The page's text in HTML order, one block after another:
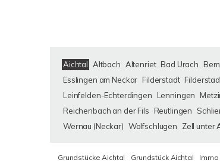
Aichtal Altbach Altenriet Bad Urach
Esslingen am Neckar Filderstadt
Leinfelden-Echterdingen
Lenningen
Reichenbach an der Fils
Reutlingen
Wernau (Neckar) Wolfschlugen Zell unter
Grundstücke Aichtal Grundstück Aichtal